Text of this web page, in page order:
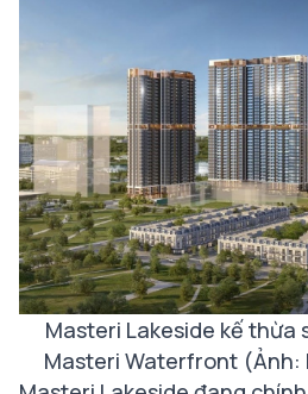
Masteri Lakeside kế thừa
Masteri Waterfront (Ảnh: